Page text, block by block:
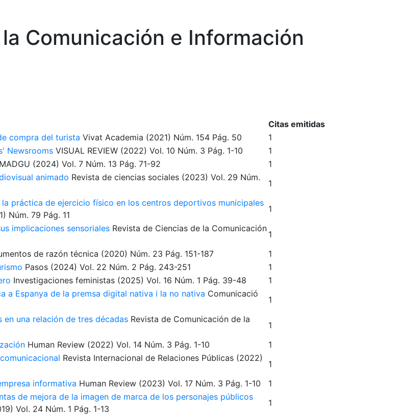
Comunicación e Información
Citas emitidas
compra del turista Vivat Academia (2021) Núm. 154 Pág. 50
1
Newsrooms VISUAL REVIEW (2022) Vol. 10 Núm. 3 Pág. 1-10
1
MADGU (2024) Vol. 7 Núm. 13 Pág. 71-92
1
animado Revista de ciencias sociales (2023) Vol. 29 Núm.
1
práctica de ejercicio físico en los centros deportivos municipales
Núm. 79 Pág. 11
1
implicaciones sensoriales Revista de Ciencias de la Comunicación
1
de razón técnica (2020) Núm. 23 Pág. 151-187
1
Pasos (2024) Vol. 22 Núm. 2 Pág. 243-251
1
Investigaciones feministas (2025) Vol. 16 Núm. 1 Pág. 39-48
1
a Espanya de la premsa digital nativa i la no nativa Comunicació
1
una relación de tres décadas Revista de Comunicación de la
1
Human Review (2022) Vol. 14 Núm. 3 Pág. 1-10
1
Revista Internacional de Relaciones Públicas (2022)
1
informativa Human Review (2023) Vol. 17 Núm. 3 Pág. 1-10
1
de mejora de la imagen de marca de los personajes públicos
Vol. 24 Núm. 1 Pág. 1-13
1